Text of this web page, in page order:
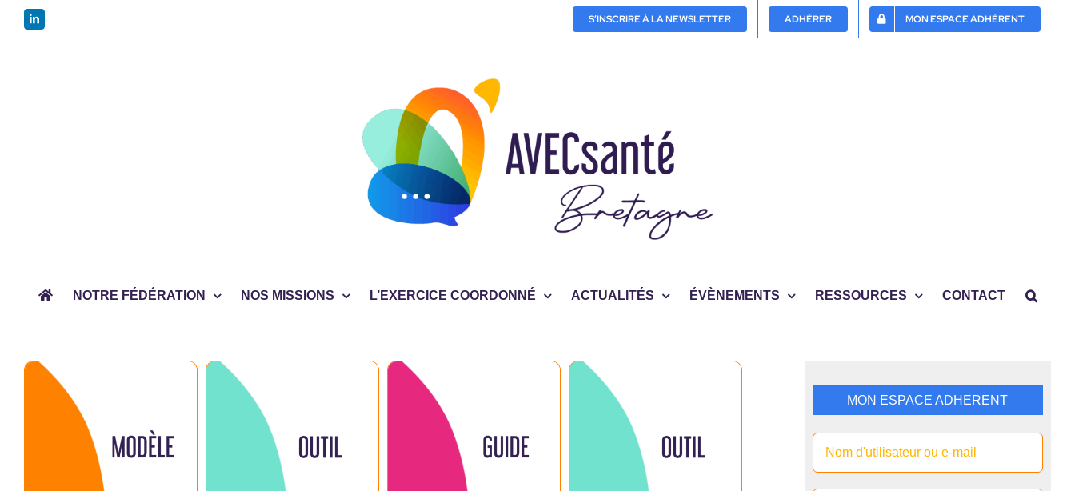
Passer
LinkedIn S’INSCRIRE À LA NEWSLETTER ADHÉRER MON ESPACE ADHÉRENT
NOTRE FÉDÉRATION NOS MISSIONS L’EXERCICE COORDONNÉ ACTUALITÉS ÉVÈNEMENTS RESSOURCES CONTACT
MON ESPACE ADHERENT